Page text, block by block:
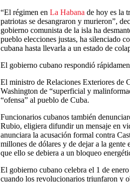
“El régimen en La Habana de hoy es la
patriotas se desangraron y murieron”,
gobierno comunista de la isla ha
pueblo elecciones justas, ha silenciado
cubana hasta llevarla a un estado de
El gobierno cubano respondió
El ministro de Relaciones Exteriores de
Washington de “superficial y
“ofensa” al pueblo de Cuba.
Funcionarios cubanos también
Rubio, eligiera difundir un mensaje en
anunciara la acusación formal contra
millones de dólares y de dejar a la
que ello se debiera a un bloqueo
El gobierno cubano celebra el 1 de
cuando los revolucionarios triunfaron y